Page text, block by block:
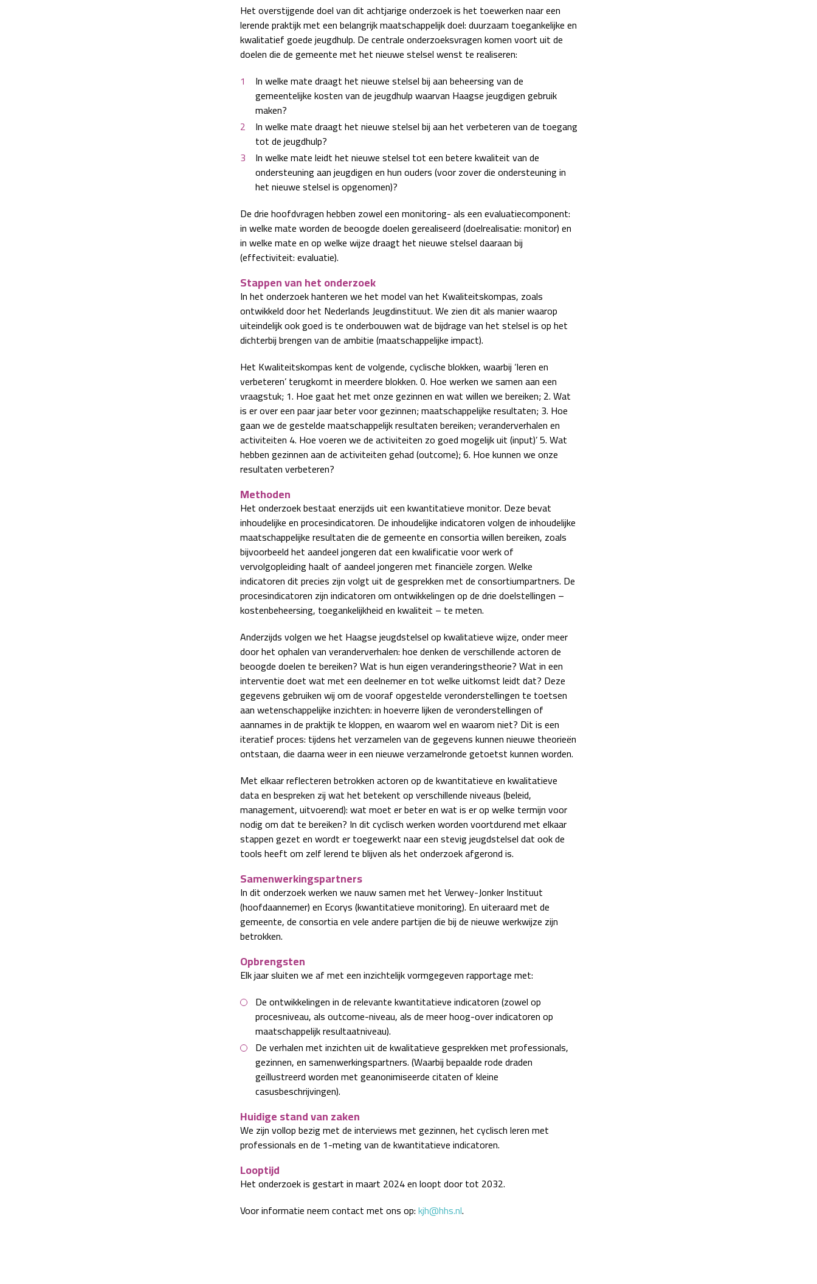
Het overstijgende doel van dit achtjarige onderzoek is het toewerken naar een
lerende praktijk met een belangrijk maatschappelijk doel: duurzaam toegankelijke en
kwalitatief goede jeugdhulp. De centrale onderzoeksvragen komen voort uit de
doelen die de gemeente met het nieuwe stelsel wenst te realiseren:
In welke mate draagt het nieuwe stelsel bij aan beheersing van de
gemeentelijke kosten van de jeugdhulp waarvan Haagse jeugdigen gebruik
maken?
In welke mate draagt het nieuwe stelsel bij aan het verbeteren van de toegang
tot de jeugdhulp?
In welke mate leidt het nieuwe stelsel tot een betere kwaliteit van de
ondersteuning aan jeugdigen en hun ouders (voor zover die ondersteuning in
het nieuwe stelsel is opgenomen)?
De drie hoofdvragen hebben zowel een monitoring- als een evaluatiecomponent:
in welke mate worden de beoogde doelen gerealiseerd (doelrealisatie: monitor) en
in welke mate en op welke wijze draagt het nieuwe stelsel daaraan bij
(effectiviteit: evaluatie).
Stappen van het onderzoek
In het onderzoek hanteren we het model van het Kwaliteitskompas, zoals
ontwikkeld door het Nederlands Jeugdinstituut. We zien dit als manier waarop
uiteindelijk ook goed is te onderbouwen wat de bijdrage van het stelsel is op het
dichterbij brengen van de ambitie (maatschappelijke impact).
Het Kwaliteitskompas kent de volgende, cyclische blokken, waarbij ‘leren en
verbeteren’ terugkomt in meerdere blokken. 0. Hoe werken we samen aan een
vraagstuk; 1. Hoe gaat het met onze gezinnen en wat willen we bereiken; 2. Wat
is er over een paar jaar beter voor gezinnen; maatschappelijke resultaten; 3. Hoe
gaan we de gestelde maatschappelijk resultaten bereiken; veranderverhalen en
activiteiten 4. Hoe voeren we de activiteiten zo goed mogelijk uit (input)’ 5. Wat
hebben gezinnen aan de activiteiten gehad (outcome); 6. Hoe kunnen we onze
resultaten verbeteren?
Methoden
Het onderzoek bestaat enerzijds uit een kwantitatieve monitor. Deze bevat
inhoudelijke en procesindicatoren. De inhoudelijke indicatoren volgen de inhoudelijke
maatschappelijke resultaten die de gemeente en consortia willen bereiken, zoals
bijvoorbeeld het aandeel jongeren dat een kwalificatie voor werk of
vervolgopleiding haalt of aandeel jongeren met financiële zorgen. Welke
indicatoren dit precies zijn volgt uit de gesprekken met de consortiumpartners. De
procesindicatoren zijn indicatoren om ontwikkelingen op de drie doelstellingen –
kostenbeheersing, toegankelijkheid en kwaliteit – te meten.
Anderzijds volgen we het Haagse jeugdstelsel op kwalitatieve wijze, onder meer
door het ophalen van veranderverhalen: hoe denken de verschillende actoren de
beoogde doelen te bereiken? Wat is hun eigen veranderingstheorie? Wat in een
interventie doet wat met een deelnemer en tot welke uitkomst leidt dat? Deze
gegevens gebruiken wij om de vooraf opgestelde veronderstellingen te toetsen
aan wetenschappelijke inzichten: in hoeverre lijken de veronderstellingen of
aannames in de praktijk te kloppen, en waarom wel en waarom niet? Dit is een
iteratief proces: tijdens het verzamelen van de gegevens kunnen nieuwe theorieën
ontstaan, die daarna weer in een nieuwe verzamelronde getoetst kunnen worden.
Met elkaar reflecteren betrokken actoren op de kwantitatieve en kwalitatieve
data en bespreken zij wat het betekent op verschillende niveaus (beleid,
management, uitvoerend): wat moet er beter en wat is er op welke termijn voor
nodig om dat te bereiken? In dit cyclisch werken worden voortdurend met elkaar
stappen gezet en wordt er toegewerkt naar een stevig jeugdstelsel dat ook de
tools heeft om zelf lerend te blijven als het onderzoek afgerond is.
Samenwerkingspartners
In dit onderzoek werken we nauw samen met het Verwey-Jonker Instituut
(hoofdaannemer) en Ecorys (kwantitatieve monitoring). En uiteraard met de
gemeente, de consortia en vele andere partijen die bij de nieuwe werkwijze zijn
betrokken.
Opbrengsten
Elk jaar sluiten we af met een inzichtelijk vormgegeven rapportage met:
De ontwikkelingen in de relevante kwantitatieve indicatoren (zowel op
procesniveau, als outcome-niveau, als de meer hoog-over indicatoren op
maatschappelijk resultaatniveau).
De verhalen met inzichten uit de kwalitatieve gesprekken met professionals,
gezinnen, en samenwerkingspartners. (Waarbij bepaalde rode draden
geïllustreerd worden met geanonimiseerde citaten of kleine
casusbeschrijvingen).
Huidige stand van zaken
We zijn vollop bezig met de interviews met gezinnen, het cyclisch leren met
professionals en de 1-meting van de kwantitatieve indicatoren.
Looptijd
Het onderzoek is gestart in maart 2024 en loopt door tot 2032.
Voor informatie neem contact met ons op:kjh@hhs.nl.